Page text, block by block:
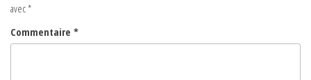
avec*
Commentaire *